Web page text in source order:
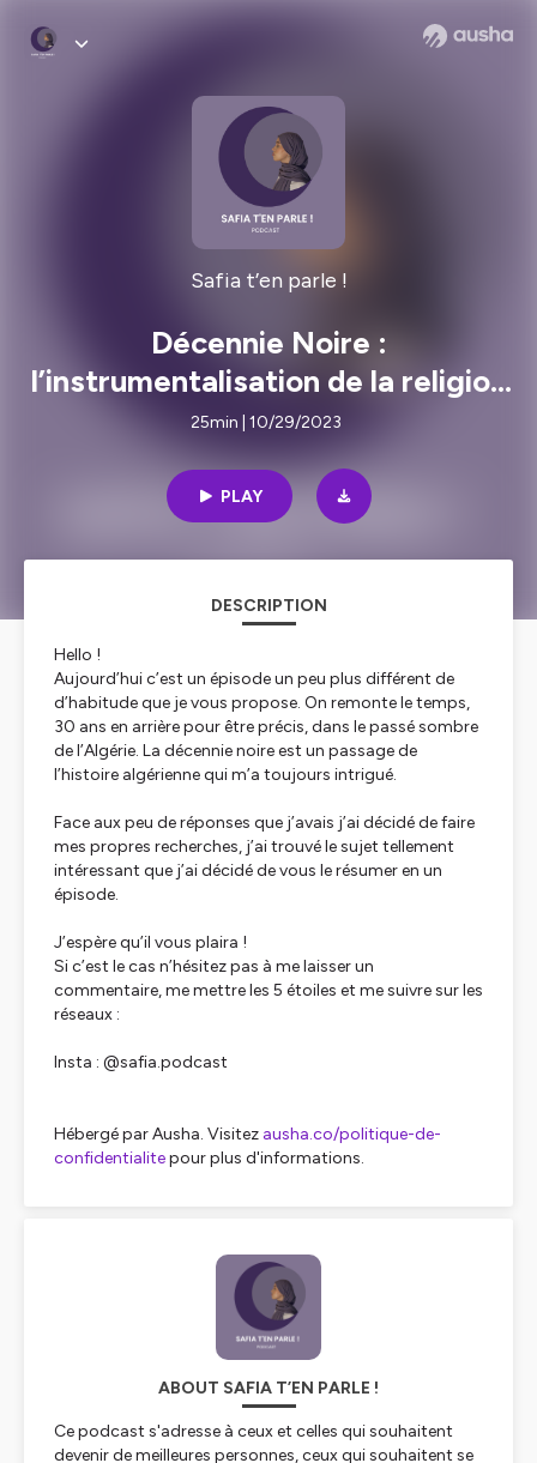
Safia t’en parle !
Décennie Noire :
l’instrumentalisation de la religion
au profit des faux prophètes.
25min | 10/29/2023
PLAY
DESCRIPTION
Hello !
Aujourd’hui c’est un épisode un peu plus différent de
d’habitude que je vous propose. On remonte le temps,
30 ans en arrière pour être précis, dans le passé sombre
de l’Algérie. La décennie noire est un passage de
l’histoire algérienne qui m’a toujours intrigué.
Face aux peu de réponses que j’avais j’ai décidé de faire
mes propres recherches, j’ai trouvé le sujet tellement
intéressant que j’ai décidé de vous le résumer en un
épisode.
J’espère qu’il vous plaira !
Si c’est le cas n’hésitez pas à me laisser un
commentaire, me mettre les 5 étoiles et me suivre sur les
réseaux :
Insta : @safia.podcast
Hébergé par Ausha. Visitez ausha.co/politique-de-
confidentialitepour plus d'informations.
ABOUT SAFIA T’EN PARLE !
Ce podcast s'adresse à ceux et celles qui souhaitent
devenir de meilleures personnes, ceux qui souhaitent se